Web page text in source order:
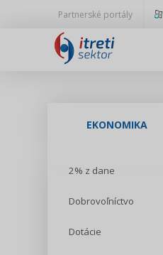
Partnerské portály
EKONOMIKA
2% z dane
Dobrovoľníctvo
Dotácie